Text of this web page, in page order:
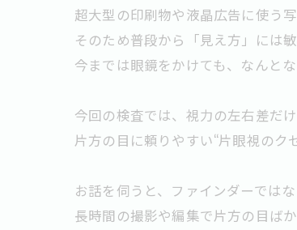
超大型の印刷物や液晶広告に使う
そのため普段から「見え方」には
今までは眼鏡をかけても、なんと
今回の検査では、視力の左右差だ
片方の目に頼りやすい“片眼視のク
お話を伺うと、ファインダーでは
長時間の撮影や編集で片方の目ば